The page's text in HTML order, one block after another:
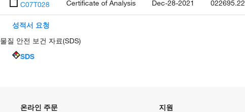
C07T028 Certificate of Analysis Dec-28-2021 022695.22
성적서 요청
물질 안전 보건 자료(SDS)
SDS
온라인 주문
지원